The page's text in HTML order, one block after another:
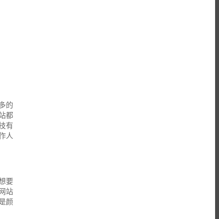
的
都
有
人
要
站
颜